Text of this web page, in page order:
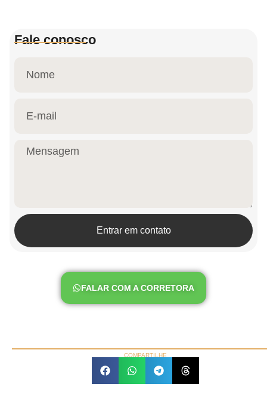
Fale conosco
Entrar em contato
FALAR COM A CORRETORA
COMPARTILHE